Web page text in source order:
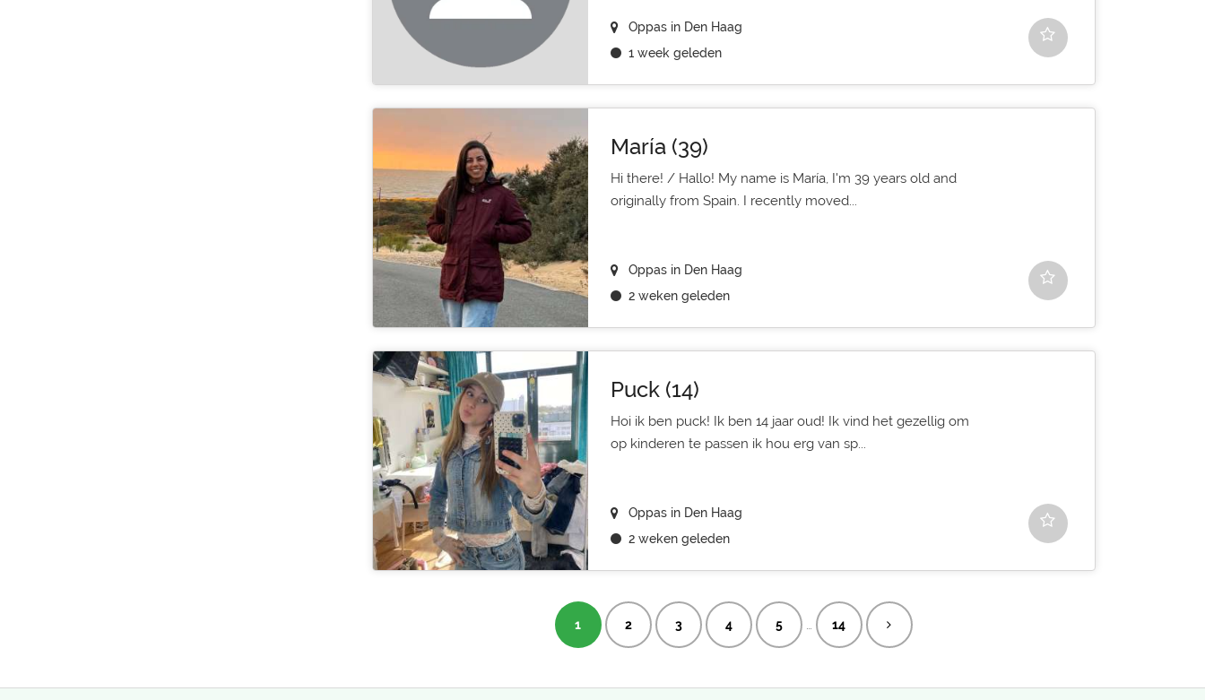
Oppas in Den Haag
1 week geleden
María (39)
Hi there! / Hallo! My name is María, I'm 39 years old and
originally from Spain. I recently moved...
Oppas in Den Haag
2 weken geleden
Puck (14)
Hoi ik ben puck! Ik ben 14 jaar oud! Ik vind het gezellig om
op kinderen te passen ik hou erg van sp...
Oppas in Den Haag
2 weken geleden
1 2 3 4 5 … 14